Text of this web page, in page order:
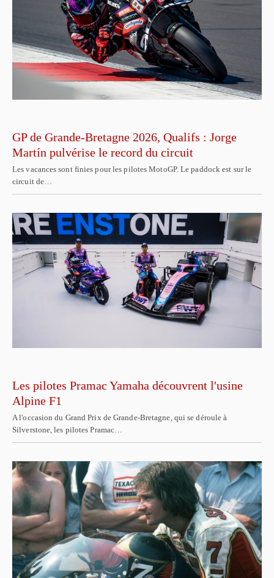
GP de Grande-Bretagne 2026, Qualifs : Jorge
Martín pulvérise le record du circuit
Les vacances sont finies pour les pilotes MotoGP. Le paddock est sur le
circuit de…
Les pilotes Pramac Yamaha découvrent l'usine
Alpine F1
A l'occasion du Grand Prix de Grande-Bretagne, qui se déroule à
Silverstone, les pilotes Pramac…